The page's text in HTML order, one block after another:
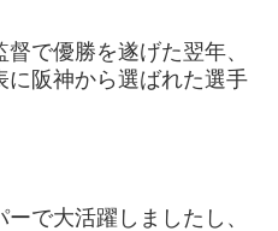
で優勝を遂げた翌年、
に阪神から選ばれた選手
で大活躍しましたし、